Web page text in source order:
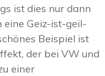
ist dies nur dann
eine Geiz-ist-geil-
Beispiel ist
der bei VW und
einer